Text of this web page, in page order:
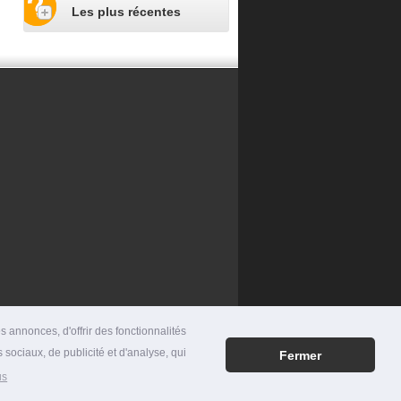
annonces, d'offrir des fonctionnalités
de publicité et d'analyse, qui
Fermer
Les plus récentes